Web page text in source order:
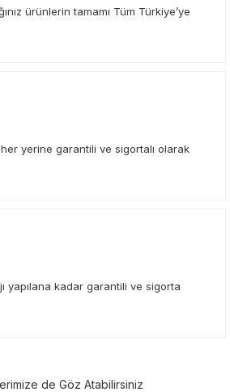
ürünlerin tamamı Tüm Türkiye’ye
yerine garantili ve sigortalı olarak
yapılana kadar garantili ve sigorta
de Göz Atabilirsiniz